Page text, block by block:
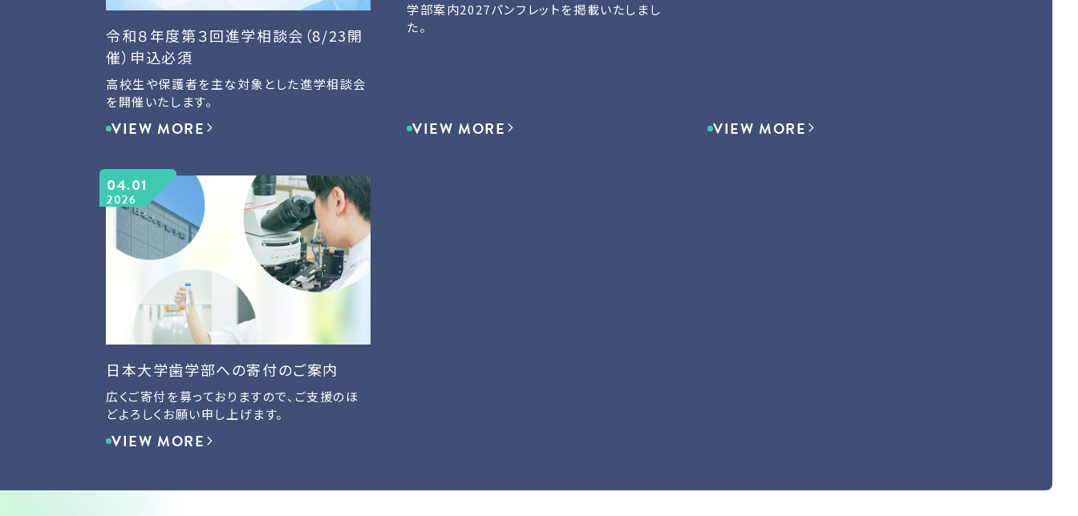
令和８年度第３回進学相談会（8/23開
催）申込必須
高校生や保護者を主な対象とした進学相談会
を開催いたします。
VIEW MORE
学部案内2027パンフレットを掲載いたしまし
た。
VIEW MORE VIEW MORE
日本大学歯学部への寄付のご案内
04.01
2026
広くご寄付を募っておりますので、ご支援のほ
どよろしくお願い申し上げます。
VIEW MORE